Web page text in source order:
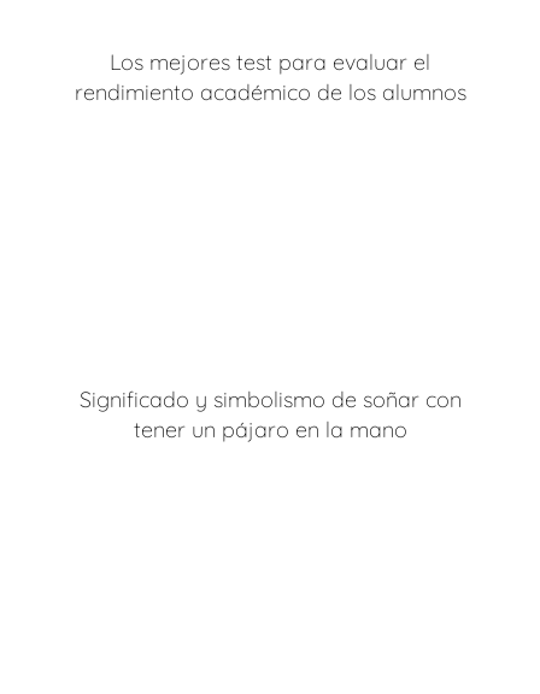
Los mejores test para evaluar el
rendimiento académico de los alumnos
Significado y simbolismo de soñar con
tener un pájaro en la mano